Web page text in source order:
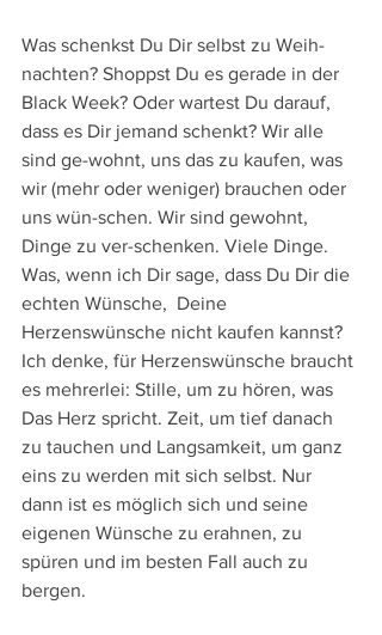
Was schenkst Du Dir selbst zu Weih-
nachten? Shoppst Du es gerade in der
Black Week? Oder wartest Du darauf,
dass es Dir jemand schenkt? Wir alle
sind ge-wohnt, uns das zu kaufen, was
wir (mehr oder weniger) brauchen oder
uns wün-schen. Wir sind gewohnt,
Dinge zu ver-schenken. Viele Dinge.
Was, wenn ich Dir sage, dass Du Dir die
echten Wünsche,  Deine
Herzenswünsche nicht kaufen kannst?
Ich denke, für Herzenswünsche braucht
es mehrerlei: Stille, um zu hören, was
Das Herz spricht. Zeit, um tief danach
zu tauchen und Langsamkeit, um ganz
eins zu werden mit sich selbst. Nur
dann ist es möglich sich und seine
eigenen Wünsche zu erahnen, zu
spüren und im besten Fall auch zu
bergen.